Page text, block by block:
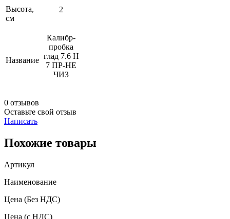
Высота,
см
2
Название
Калибр-
пробка
глад 7.6 Н
7 ПР-НЕ
ЧИЗ
0 отзывов
Оставьте свой отзыв
Написать
Похожие товары
Артикул
Наименование
Цена (Без НДС)
Цена (с НДС)